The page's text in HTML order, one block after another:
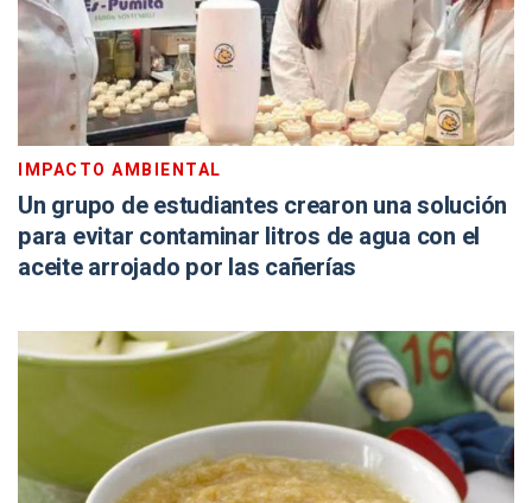
IMPACTO AMBIENTAL
Un grupo de estudiantes crearon una solución
para evitar contaminar litros de agua con el
aceite arrojado por las cañerías